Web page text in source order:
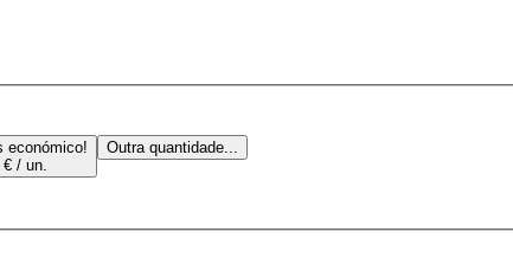
económico!
€ / un.
Outra quantidade...